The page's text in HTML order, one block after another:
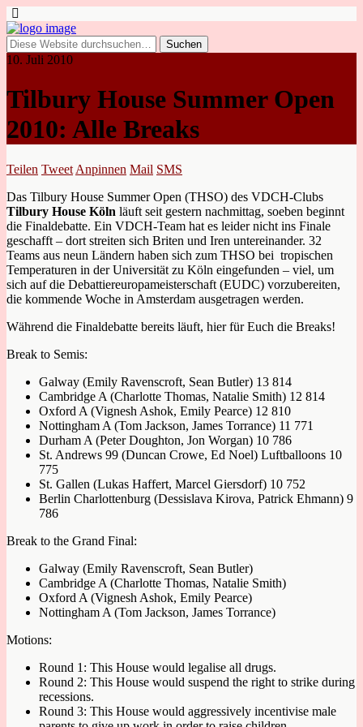
10. Juli 2010
Tilbury House Summer Open
2010: Alle Breaks
Teilen Tweet Anpinnen Mail SMS
Das Tilbury House Summer Open (THSO) des VDCH-Clubs
Tilbury House Köln läuft seit gestern nachmittag, soeben beginnt
die Finaldebatte. Ein VDCH-Team hat es leider nicht ins Finale
geschafft – dort streiten sich Briten und Iren untereinander. 32
Teams aus neun Ländern haben sich zum THSO bei tropischen
Temperaturen in der Universität zu Köln eingefunden – viel, um
sich auf die Debattiereuropameisterschaft (EUDC) vorzubereiten,
die kommende Woche in Amsterdam ausgetragen werden.
Während die Finaldebatte bereits läuft, hier für Euch die Breaks!
Break to Semis:
Galway (Emily Ravenscroft, Sean Butler) 13 814
Cambridge A (Charlotte Thomas, Natalie Smith) 12 814
Oxford A (Vignesh Ashok, Emily Pearce) 12 810
Nottingham A (Tom Jackson, James Torrance) 11 771
Durham A (Peter Doughton, Jon Worgan) 10 786
St. Andrews 99 (Duncan Crowe, Ed Noel) Luftballoons 10
775
St. Gallen (Lukas Haffert, Marcel Giersdorf) 10 752
Berlin Charlottenburg (Dessislava Kirova, Patrick Ehmann) 9
786
Break to the Grand Final:
Galway (Emily Ravenscroft, Sean Butler)
Cambridge A (Charlotte Thomas, Natalie Smith)
Oxford A (Vignesh Ashok, Emily Pearce)
Nottingham A (Tom Jackson, James Torrance)
Motions:
Round 1: This House would legalise all drugs.
Round 2: This House would suspend the right to strike during
recessions.
Round 3: This House would aggressively incentivise male